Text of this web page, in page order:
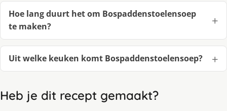
Hoe lang duurt het om Bospaddenstoelensoep
te maken?
Uit welke keuken komt Bospaddenstoelensoep?
Heb je dit recept gemaakt?